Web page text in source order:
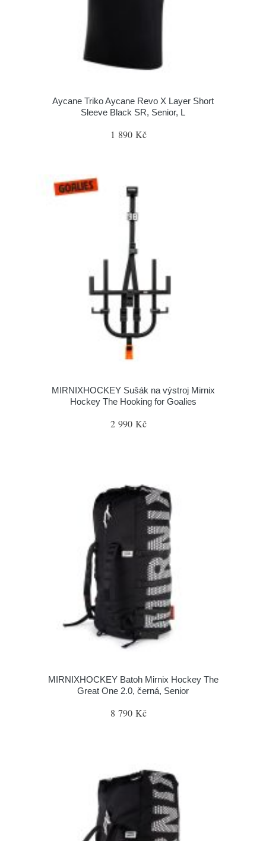
Aycane Triko Aycane Revo X Layer Short
Sleeve Black SR, Senior, L
1 890 Kč
MIRNIXHOCKEY Sušák na výstroj Mirnix
Hockey The Hooking for Goalies
2 990 Kč
MIRNIXHOCKEY Batoh Mirnix Hockey The
Great One 2.0, černá, Senior
8 790 Kč